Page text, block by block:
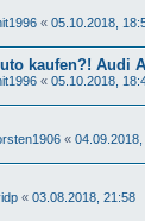
« 05.10.2018,
kaufen?! Audi
« 05.10.2018,
«
« 03.08.2018, 21:58